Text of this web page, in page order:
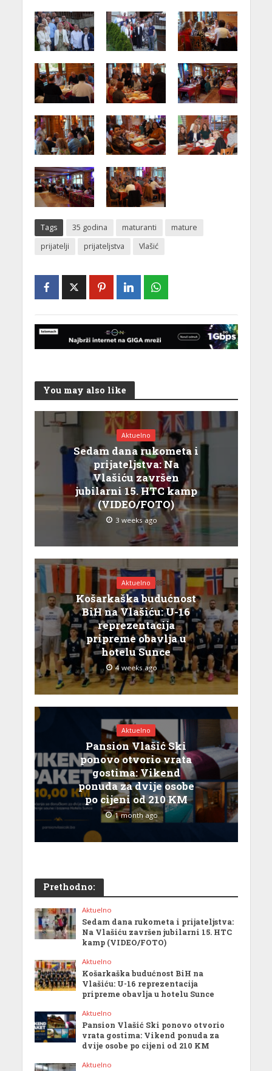
Tags 35 godina maturanti
mature
prijatelji
prijateljstva Vlašić
You may also like
Aktuelno
Sedam dana rukometa i
prijateljstva: Na
Vlašiću završen
jubilarni 15. HTC kamp
(VIDEO/FOTO)
3 weeks ago
Aktuelno
Košarkaška budućnost
BiH na Vlašiću: U-16
reprezentacija
pripreme obavlja u
hotelu Sunce
4 weeks ago
Aktuelno
Pansion Vlašić Ski
ponovo otvorio vrata
gostima: Vikend
ponuda za dvije osobe
po cijeni od 210 KM
1 month ago
Prethodno:
Aktuelno
Sedam dana rukometa i prijateljstva:
Na Vlašiću završen jubilarni 15. HTC
kamp (VIDEO/FOTO)
Aktuelno
Košarkaška budućnost BiH na
Vlašiću: U-16 reprezentacija
pripreme obavlja u hotelu Sunce
Aktuelno
Pansion Vlašić Ski ponovo otvorio
vrata gostima: Vikend ponuda za
dvije osobe po cijeni od 210 KM
Aktuelno